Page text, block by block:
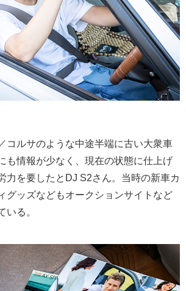
コルサのような中途半端に古い大衆車
も情報が少なく、現在の状態に仕上げ
力を要したとDJ S2さん。当時の新車カ
グッズなどもオークションサイトなど
いる。